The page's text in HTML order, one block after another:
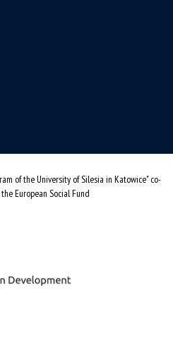
of the University of Silesia in Katowice" co-
European Social Fund